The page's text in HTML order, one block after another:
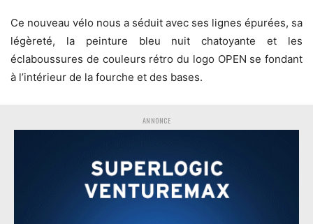
Ce nouveau vélo nous a séduit avec ses lignes épurées, sa
légèreté, la peinture bleu nuit chatoyante et les
éclaboussures de couleurs rétro du logo OPEN se fondant
à l’intérieur de la fourche et des bases.
ANNONCE